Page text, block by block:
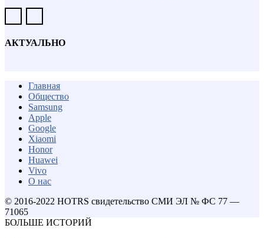
АКТУАЛЬНО
Главная
Общество
Samsung
Apple
Google
Xiaomi
Honor
Huawei
Vivo
О нас
© 2016-2022 HOTRS свидетельство СМИ ЭЛ № ФС 77 —
71065
БОЛЬШЕ ИСТОРИЙ